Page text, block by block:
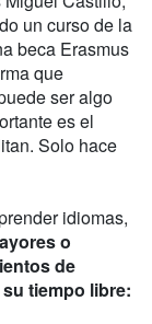
un curso de la
beca Erasmus
que
ser algo
es el
Solo hace
idiomas,
o
de
tiempo libre: